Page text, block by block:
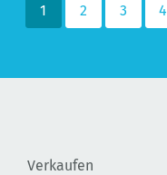
1 2 3 4
Verkaufen